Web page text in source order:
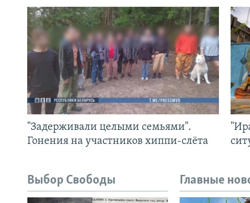
"Задерживали целыми семьями".
Гонения на участников хиппи-слёта
Выбор Свободы Главные